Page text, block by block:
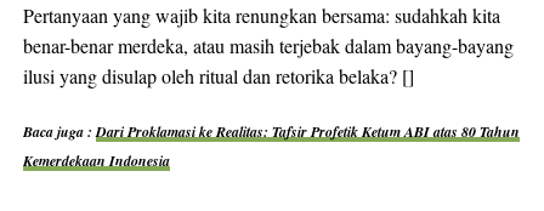
Pertanyaan yang wajib kita renungkan bersama: sudahkah kita
benar-benar merdeka, atau masih terjebak dalam bayang-bayang
ilusi yang disulap oleh ritual dan retorika belaka? []
Baca juga :Dari Proklamasi ke Realitas: Tafsir Profetik Ketum ABI atas 80 Tahun
Kemerdekaan Indonesia